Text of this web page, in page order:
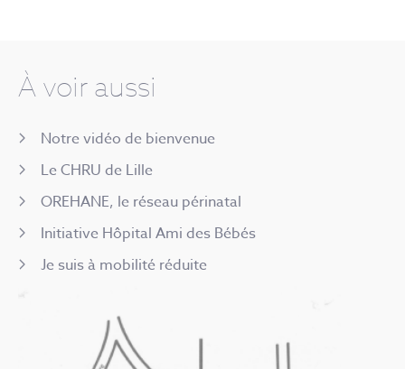
À voir aussi
Notre vidéo de bienvenue
Le CHRU de Lille
OREHANE, le réseau périnatal
Initiative Hôpital Ami des Bébés
Je suis à mobilité réduite